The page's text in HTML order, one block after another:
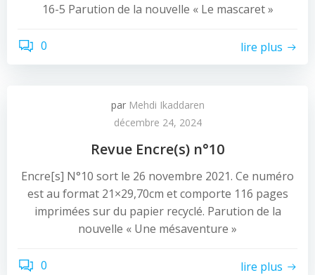
16-5 Parution de la nouvelle « Le mascaret »
0 lire plus
par Mehdi Ikaddaren
décembre 24, 2024
Revue Encre(s) n°10
Encre[s] N°10 sort le 26 novembre 2021. Ce numéro
est au format 21×29,70cm et comporte 116 pages
imprimées sur du papier recyclé. Parution de la
nouvelle « Une mésaventure »
0 lire plus